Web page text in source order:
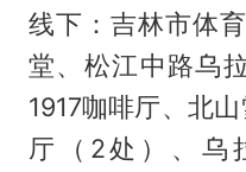
线下：吉林市体
堂、松江中路乌
1917咖啡厅、北
厅（2处）、乌